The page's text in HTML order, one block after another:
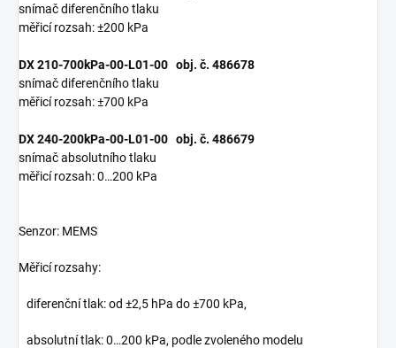
snímač diferenčního tlaku
měřicí rozsah: ±200 kPa
DX 210-700kPa-00-L01-00 obj. č. 486678
snímač diferenčního tlaku
měřicí rozsah: ±700 kPa
DX 240-200kPa-00-L01-00 obj. č. 486679
snímač absolutního tlaku
měřicí rozsah: 0…200 kPa
Senzor: MEMS
Měřicí rozsahy:
diferenční tlak: od ±2,5 hPa do ±700 kPa,
absolutní tlak: 0…200 kPa, podle zvoleného modelu